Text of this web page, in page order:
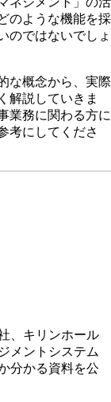
のような機能を採
のではないでしょ
な概念から、実際
解説していきま
業務に関わる方に
考にしてくださ
、キリンホール
メントシステム
分かる資料を公